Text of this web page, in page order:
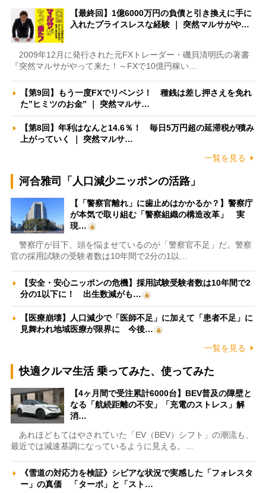
【最終回】1億6000万円の負債と引き換えに手に
入れたプライスレスな経験 ｜ 突然マルサがや…
2009年12月に発行された元FXトレーダー・磯貝清明氏の著書
『突然マルサがやって来た！～FXで10億円稼い…
【第9回】もう一度FXでリベンジ！ 種銭は差し押さえを免れ
た”ヒミツのお金” ｜ 突然マルサ…
【第8回】年利はなんと14.6％！ 毎日5万円超の延滞税が積み
上がっていく ｜ 突然マルサ…
一覧を見る
河合雅司「人口減少ニッポンの活路」
【「警察官離れ」に歯止めはかかるか？】警察庁
が本気で取り組む「警察組織の構造改革」 実
現…
警察庁が目下、頭を悩ませているのが「警察官不足」だ。警察
官の採用試験の受験者数は10年間で2分の1以…
【安全・安心ニッポンの危機】採用試験受験者数は10年間で2
分の1以下に！ 出生数減がも…
【医療崩壊】人口減少で「医師不足」に加えて「患者不足」に
見舞われ地域医療が限界に 今後…
一覧を見る
快適クルマ生活 乗ってみた、使ってみた
【4ヶ月間で受注累計6000台】BEV普及の障壁と
なる「航続距離の不安」「充電のストレス」解
消…
あれほどもてはやされていた「EV（BEV）シフト」の潮流も、
最近では減速基調になっているように見える。…
《雪道の対応力を検証》シビアな状況で実感した「フォレスタ
ー」の真価 「ターボ」と「スト…